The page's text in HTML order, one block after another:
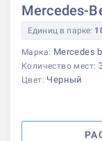
Mercedes-
Единиц в парке:
Марка: Mercedes
Количество мест:
Цвет: Черный